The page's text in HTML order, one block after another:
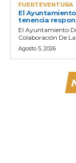
FUERTEVENTURA
El
tenencia
El Ayuntamiento
Colaboración De
Agosto 5, 2026